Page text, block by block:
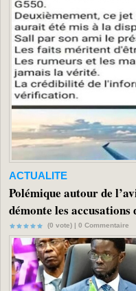
ACTUALITE
Polémique autour de
démonte les
(0 vote) | 0 Commentaire